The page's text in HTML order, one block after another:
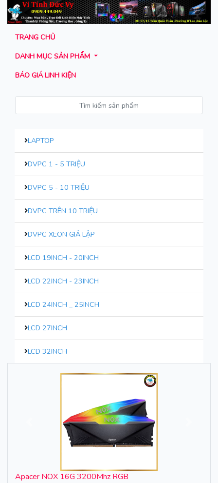
TRANG CHỦ
DANH MỤC SẢN PHẨM
BÁO GIÁ LINH KIỆN
LAPTOP
DVPC 1 - 5 TRIỆU
DVPC 5 - 10 TRIỆU
DVPC TRÊN 10 TRIỆU
DVPC XEON GIẢ LẬP
LCD 19INCH - 20INCH
LCD 22INCH - 23INCH
LCD 24INCH _ 25INCH
LCD 27INCH
LCD 32INCH
Apacer NOX 16G 3200Mhz RGB